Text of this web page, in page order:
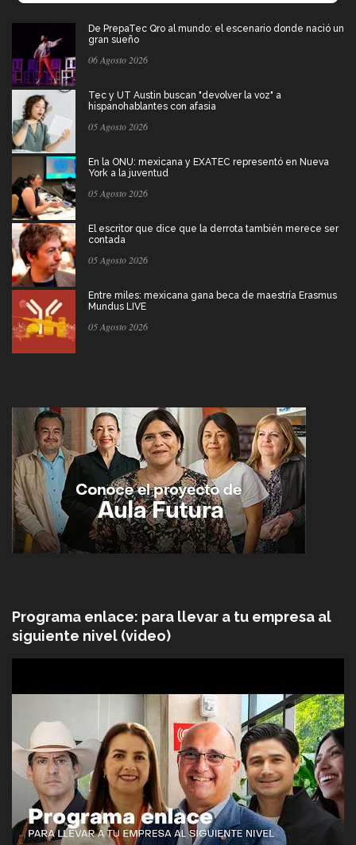
De PrepaTec Qro al mundo: el escenario donde nació un
gran sueño
06 Agosto 2026
Tec y UT Austin buscan "devolver la voz" a
hispanohablantes con afasia
05 Agosto 2026
En la ONU: mexicana y EXATEC representó en Nueva
York a la juventud
05 Agosto 2026
El escritor que dice que la derrota también merece ser
contada
05 Agosto 2026
Entre miles: mexicana gana beca de maestría Erasmus
Mundus LIVE
05 Agosto 2026
Programa enlace: para llevar a tu empresa al
siguiente nivel (video)